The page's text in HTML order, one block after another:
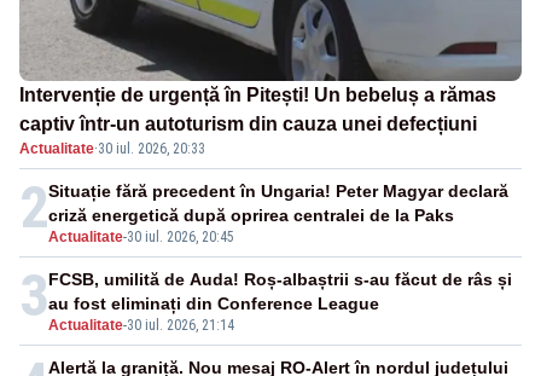
Intervenție de urgență în Pitești! Un bebeluș a rămas
captiv într-un autoturism din cauza unei defecțiuni
Actualitate·30 iul. 2026, 20:33
2Actualitate-30 iul. 2026, 20:45
Situație fără precedent în Ungaria! Peter Magyar declară
criză energetică după oprirea centralei de la Paks
3Actualitate-30 iul. 2026, 21:14
FCSB, umilită de Auda! Roș-albaștrii s-au făcut de râs și
au fost eliminați din Conference League
Alertă la graniță. Nou mesaj RO-Alert în nordul județului